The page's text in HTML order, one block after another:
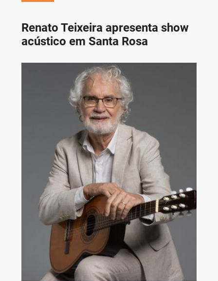
Renato Teixeira apresenta show
acústico em Santa Rosa